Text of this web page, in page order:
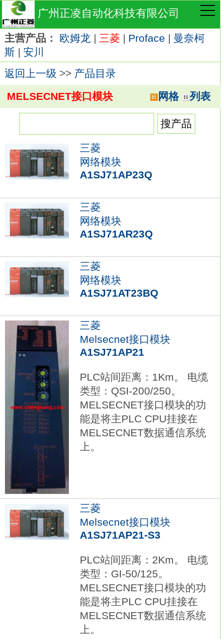
广州正凌自动化科技有限公司
主营产品： 欧姆龙 | 三菱 | Proface | 曼奈柯
斯 | 安川
返回上一级 >> 产品目录
网格 列表
MELSECNET接口模块
三菱
网络模块
A1SJ71AP23Q
三菱
网络模块
A1SJ71AR23Q
三菱
网络模块
A1SJ71AT23BQ
三菱
Melsecnet接口模块
A1SJ71AP21
PLC站间距离：1Km。 电缆
类型：QSI-200/250。
MELSECNET接口模块的功
能是将主PLC CPU挂接在
MELSECNET数据通信系统
上。
三菱
Melsecnet接口模块
A1SJ71AP21-S3
PLC站间距离：2Km。 电缆
类型：GI-50/125。
MELSECNET接口模块的功
能是将主PLC CPU挂接在
MELSECNET数据通信系统
上。